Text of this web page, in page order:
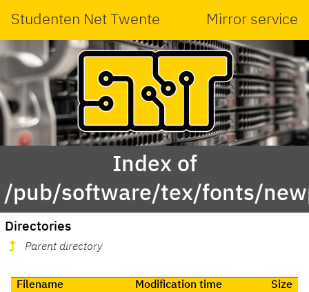
Studenten Net Twente Mirror service
Index of
/pub/software/tex/fonts/
Directories
Parent directory
Filename Modification time
Size